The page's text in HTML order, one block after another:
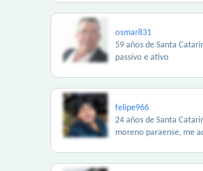
osmar831
59 años de Santa
passivo e ativo
felipe966
24 años de Santa
moreno paraense, me